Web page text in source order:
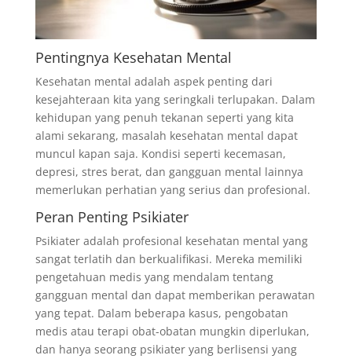
Pentingnya Kesehatan Mental
Kesehatan mental adalah aspek penting dari
kesejahteraan kita yang seringkali terlupakan. Dalam
kehidupan yang penuh tekanan seperti yang kita
alami sekarang, masalah kesehatan mental dapat
muncul kapan saja. Kondisi seperti kecemasan,
depresi, stres berat, dan gangguan mental lainnya
memerlukan perhatian yang serius dan profesional.
Peran Penting Psikiater
Psikiater adalah profesional kesehatan mental yang
sangat terlatih dan berkualifikasi. Mereka memiliki
pengetahuan medis yang mendalam tentang
gangguan mental dan dapat memberikan perawatan
yang tepat. Dalam beberapa kasus, pengobatan
medis atau terapi obat-obatan mungkin diperlukan,
dan hanya seorang psikiater yang berlisensi yang